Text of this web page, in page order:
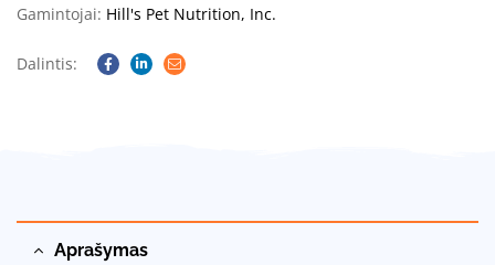
Gamintojai: Hill's Pet Nutrition, Inc.
Dalintis:
Facebook
Linkedin
Email
Aprašymas